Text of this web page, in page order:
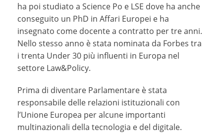
ha poi studiato a Science Po e LSE dove ha anche
conseguito un PhD in Affari Europei e ha
insegnato come docente a contratto per tre anni.
Nello stesso anno è stata nominata da Forbes tra
i trenta Under 30 più influenti in Europa nel
settore Law&Policy.
Prima di diventare Parlamentare è stata
responsabile delle relazioni istituzionali con
l’Unione Europea per alcune importanti
multinazionali della tecnologia e del digitale.